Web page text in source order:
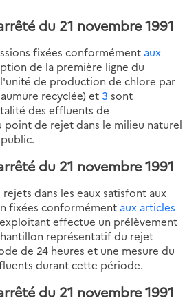
du 21 novembre 1991
fixées conformément aux
de la première ligne du
de production de chlore par
recyclée) et 3 sont
des effluents de
point de rejet dans le milieu naturel
du 21 novembre 1991
dans les eaux satisfont aux
fixées conformément aux articles
effectue un prélèvement
représentatif du rejet
de 24 heures et une mesure du
durant cette période.
du 21 novembre 1991